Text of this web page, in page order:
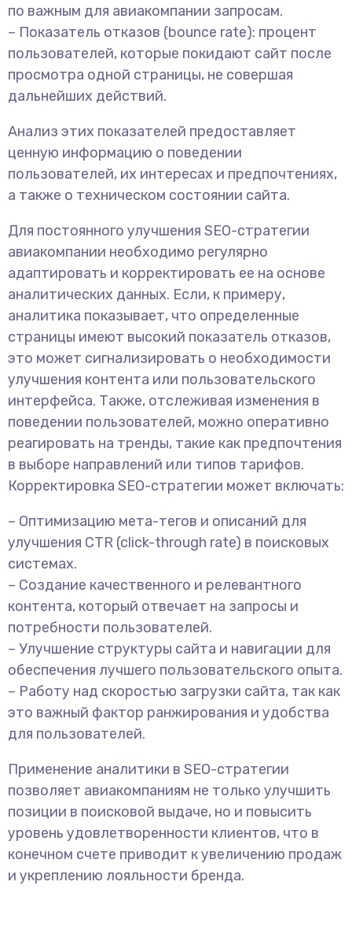
по важным для авиакомпании запросам.
– Показатель отказов (bounce rate): процент
пользователей, которые покидают сайт после
просмотра одной страницы, не совершая
дальнейших действий.
Анализ этих показателей предоставляет
ценную информацию о поведении
пользователей, их интересах и предпочтениях,
а также о техническом состоянии сайта.
Для постоянного улучшения SEO-стратегии
авиакомпании необходимо регулярно
адаптировать и корректировать ее на основе
аналитических данных. Если, к примеру,
аналитика показывает, что определенные
страницы имеют высокий показатель отказов,
это может сигнализировать о необходимости
улучшения контента или пользовательского
интерфейса. Также, отслеживая изменения в
поведении пользователей, можно оперативно
реагировать на тренды, такие как предпочтения
в выборе направлений или типов тарифов.
Корректировка SEO-стратегии может включать:
– Оптимизацию мета-тегов и описаний для
улучшения CTR (click-through rate) в поисковых
системах.
– Создание качественного и релевантного
контента, который отвечает на запросы и
потребности пользователей.
– Улучшение структуры сайта и навигации для
обеспечения лучшего пользовательского опыта.
– Работу над скоростью загрузки сайта, так как
это важный фактор ранжирования и удобства
для пользователей.
Применение аналитики в SEO-стратегии
позволяет авиакомпаниям не только улучшить
позиции в поисковой выдаче, но и повысить
уровень удовлетворенности клиентов, что в
конечном счете приводит к увеличению продаж
и укреплению лояльности бренда.